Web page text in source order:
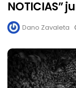
NOTICIAS”
Dano Zavaleta